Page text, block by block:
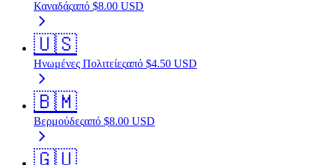
Καναδάςαπό $8.00 USD
🇺🇸
Ηνωμένες Πολιτείεςαπό $4.50 USD
🇧🇲
Βερμούδεςαπό $8.00 USD
🇬🇺